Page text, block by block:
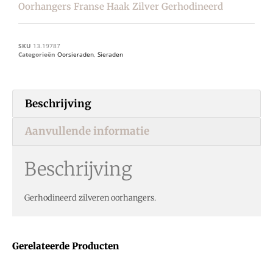
Gerelateerde Producten
Oorhangers Franse Haak Zilver Gerhodineerd
SKU 13.19787
Categorieën Oorsieraden, Sieraden
Beschrijving
Aanvullende informatie
Beschrijving
Gerhodineerd zilveren oorhangers.